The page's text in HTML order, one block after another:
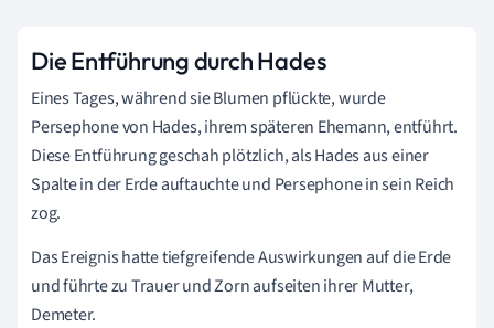
Die Entführung durch Hades
Eines Tages, während sie Blumen pflückte, wurde
Persephone von Hades, ihrem späteren Ehemann, entführt.
Diese Entführung geschah plötzlich, als Hades aus einer
Spalte in der Erde auftauchte und Persephone in sein Reich
zog.
Das Ereignis hatte tiefgreifende Auswirkungen auf die Erde
und führte zu Trauer und Zorn aufseiten ihrer Mutter,
Demeter.